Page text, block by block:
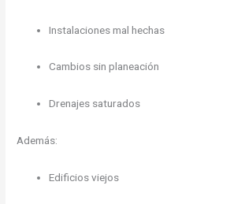
Instalaciones mal hechas
Cambios sin planeación
Drenajes saturados
Además:
Edificios viejos